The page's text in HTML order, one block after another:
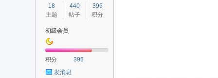
18
主题
440
帖子
396
积分
初级会员
积分
396
发消息